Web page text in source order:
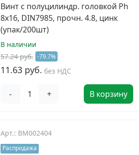
Винт с полуцилиндр. головкой Ph
8х16, DIN7985, прочн. 4.8, цинк
(упак/200шт)
В наличии
57.24 руб. -79.7%
11.63 руб. без НДС
- + В корзину
Арт.: BM002404
Распродажа